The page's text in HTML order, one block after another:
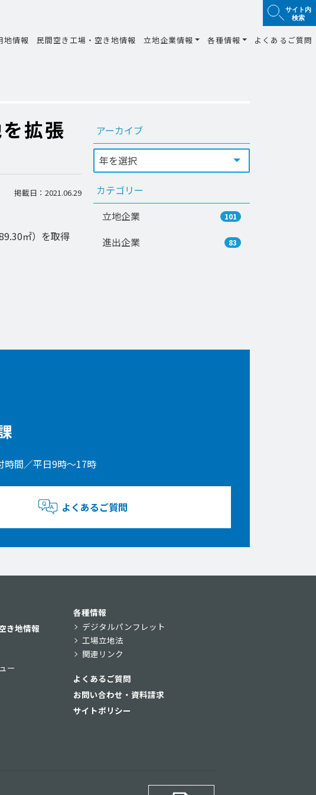
サイト内
検索
地情報 民間空き工場・空き地情報 立地企業情報 各種情報 よくあるご質問
拡張
掲載日：2021.06.29
㎡）を取得
アーカイブ
カテゴリー
立地企業
101
進出企業 83
時間／平日9時〜17時
よくあるご質問
き地情報
ー
各種情報
デジタルパンフレット
工場立地法
関連リンク
よくあるご質問
お問い合わせ・資料請求
サイトポリシー